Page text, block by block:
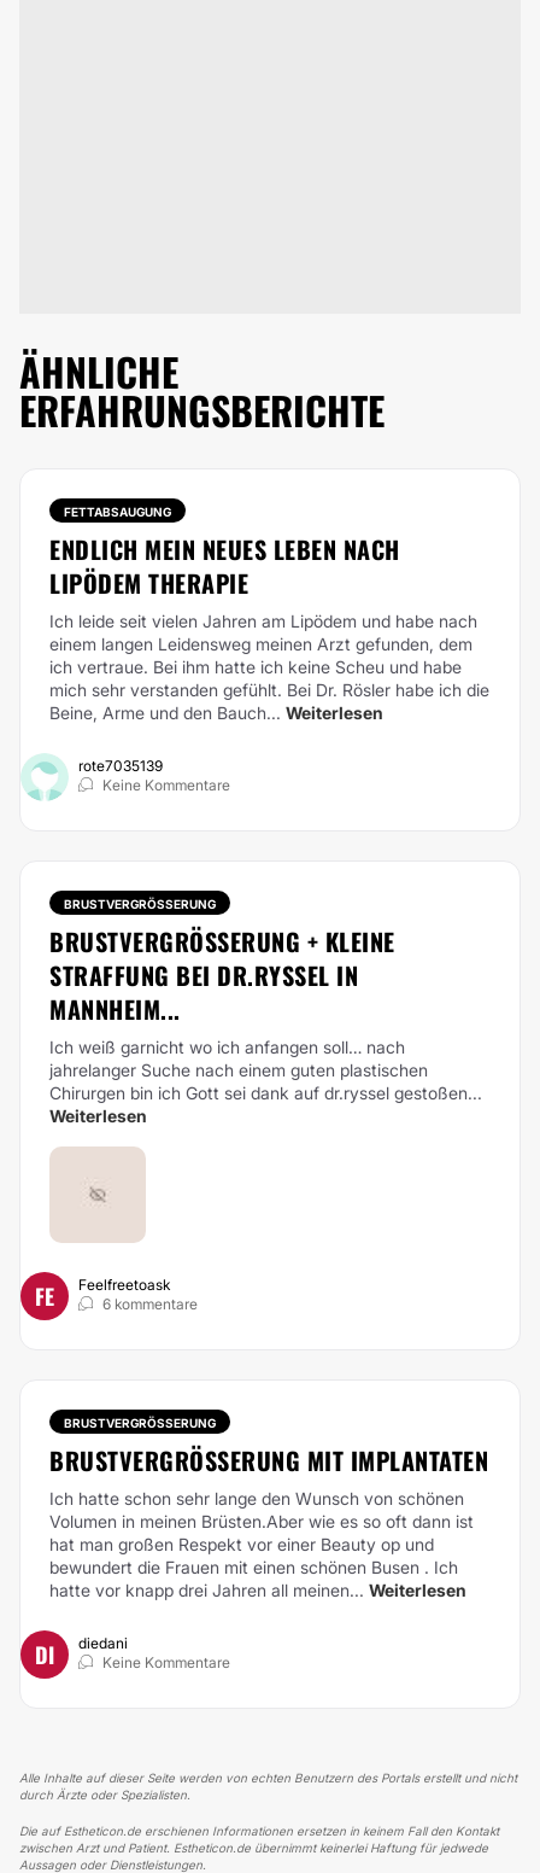
ÄHNLICHE
ERFAHRUNGSBERICHTE
FETTABSAUGUNG
ENDLICH MEIN NEUES LEBEN NACH
LIPÖDEM THERAPIE
Ich leide seit vielen Jahren am Lipödem und habe nach
einem langen Leidensweg meinen Arzt gefunden, dem
ich vertraue. Bei ihm hatte ich keine Scheu und habe
mich sehr verstanden gefühlt. Bei Dr. Rösler habe ich die
Beine, Arme und den Bauch... Weiterlesen
rote7035139
Keine Kommentare
BRUSTVERGRÖSSERUNG
BRUSTVERGRÖSSERUNG + KLEINE S
TRAFFUNG BEI DR.RYSSEL IN M
ANNHEIM...
Ich weiß garnicht wo ich anfangen soll… nach
jahrelanger Suche nach einem guten plastischen
Chirurgen bin ich Gott sei dank auf dr.ryssel gestoßen...
Weiterlesen
FE
Feelfreetoask
6 kommentare
BRUSTVERGRÖSSERUNG
BRUSTVERGRÖSSERUNG MIT IMPLANTATEN
Ich hatte schon sehr lange den Wunsch von schönen
Volumen in meinen Brüsten.Aber wie es so oft dann ist
hat man großen Respekt vor einer Beauty op und
bewundert die Frauen mit einen schönen Busen . Ich
hatte vor knapp drei Jahren all meinen... Weiterlesen
DI
diedani
Keine Kommentare
Alle Inhalte auf dieser Seite werden von echten Benutzern des Portals erstellt und nicht
durch Ärzte oder Spezialisten.
Die auf Estheticon.de erschienen Informationen ersetzen in keinem Fall den Kontakt
zwischen Arzt und Patient. Estheticon.de übernimmt keinerlei Haftung für jedwede
Aussagen oder Dienstleistungen.